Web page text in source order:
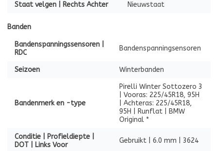
Staat velgen | Rechts Achter Nieuwstaat
Banden
Bandenspanningssensoren |
RDC
Bandenspanningsensoren
Seizoen Winterbanden
Bandenmerk en -type
Pirelli Winter Sottozero 3
| Vooras: 225/45R18, 95H
| Achteras: 225/45R18,
95H | Runflat | BMW
Original *
Conditie | Profieldiepte |
DOT | Links Voor
Gebruikt | 6.0 mm | 3624